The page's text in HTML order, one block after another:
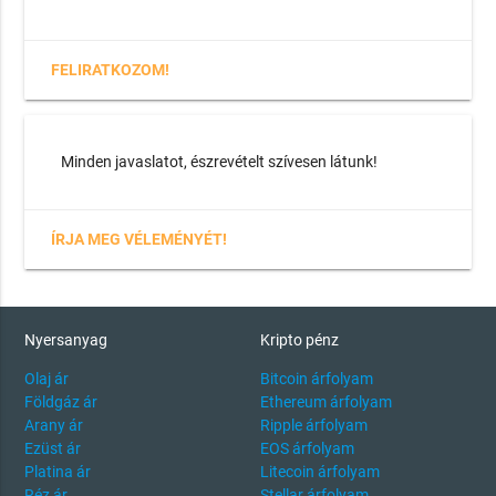
FELIRATKOZOM!
Minden javaslatot, észrevételt szívesen látunk!
ÍRJA MEG VÉLEMÉNYÉT!
Nyersanyag
Olaj ár
Földgáz ár
Arany ár
Ezüst ár
Platina ár
Kripto pénz
Bitcoin árfolyam
Ethereum árfolyam
Ripple árfolyam
EOS árfolyam
Litecoin árfolyam